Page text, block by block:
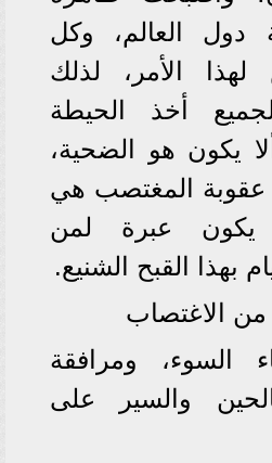
دول العالم، وكل
الأمر، لذلك
أخذ الحيطة
يكون هو الضحية،
المغتصب هي
يكون عبرة لمن
بهذا القبح الشنيع.
من الاغتصاب
السوء، ومرافقة
والسير على